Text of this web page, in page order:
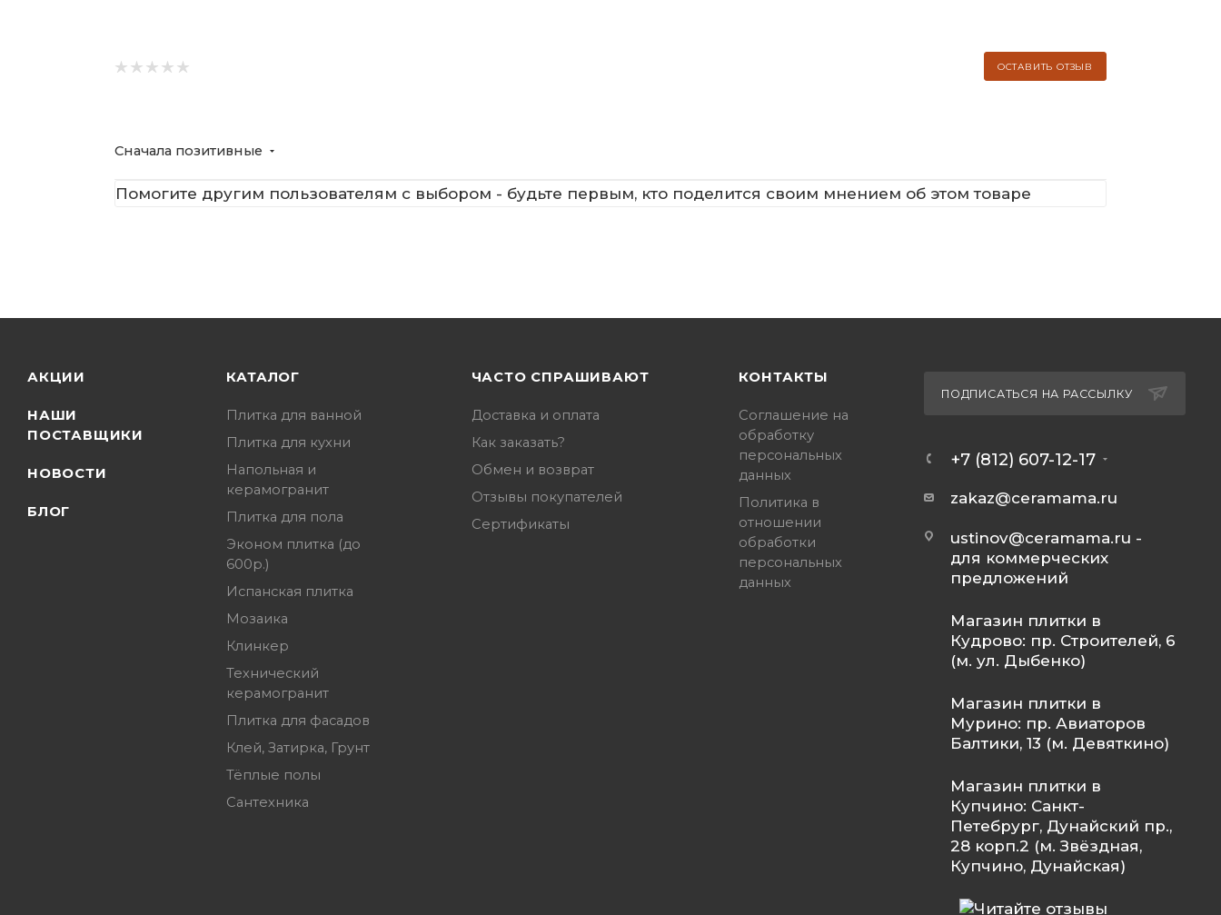
ОСТАВИТЬ ОТЗЫВ
Сначала позитивные
Помогите другим пользователям с выбором - будьте первым, кто поделится своим мнением об этом товаре
АКЦИИ
НАШИ
ПОСТАВЩИКИ
НОВОСТИ
БЛОГ
КАТАЛОГ
Плитка для ванной
Плитка для кухни
Напольная и
керамогранит
Плитка для пола
Эконом плитка (до
600р.)
Испанская плитка
Мозаика
Клинкер
Технический
керамогранит
Плитка для фасадов
Клей, Затирка, Грунт
Тёплые полы
Сантехника
ЧАСТО СПРАШИВАЮТ
Доставка и оплата
Как заказать?
Обмен и возврат
Отзывы покупателей
Сертификаты
КОНТАКТЫ
Соглашение на
обработку
персональных
данных
Политика в
отношении
обработки
персональных
данных
ПОДПИСАТЬСЯ НА РАССЫЛКУ
+7 (812) 607-12-17
zakaz@ceramama.ru
ustinov@ceramama.ru -
для коммерческих
предложений
Магазин плитки в
Кудрово: пр. Строителей, 6
(м. ул. Дыбенко)
Магазин плитки в
Мурино: пр. Авиаторов
Балтики, 13 (м. Девяткино)
Магазин плитки в
Купчино: Санкт-
Петебрург, Дунайский пр.,
28 корп.2 (м. Звёздная,
Купчино, Дунайская)